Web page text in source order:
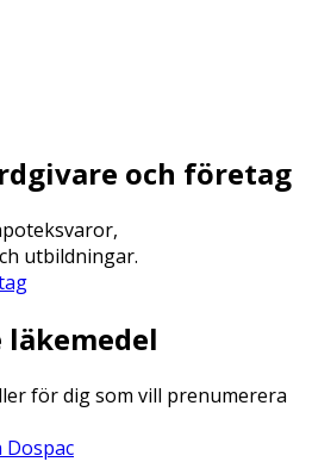
och företag
utbildningar.
läkemedel
för dig som vill prenumerera
Dospac